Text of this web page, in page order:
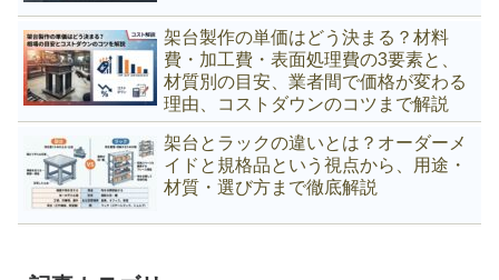
架台製作の単価はどう決まる？材料
費・加工費・表面処理費の3要素と、
材質別の目安、業者間で価格が変わる
理由、コストダウンのコツまで解説
架台とラックの違いとは？オーダーメ
イドと規格品という視点から、用途・
材質・選び方まで徹底解説